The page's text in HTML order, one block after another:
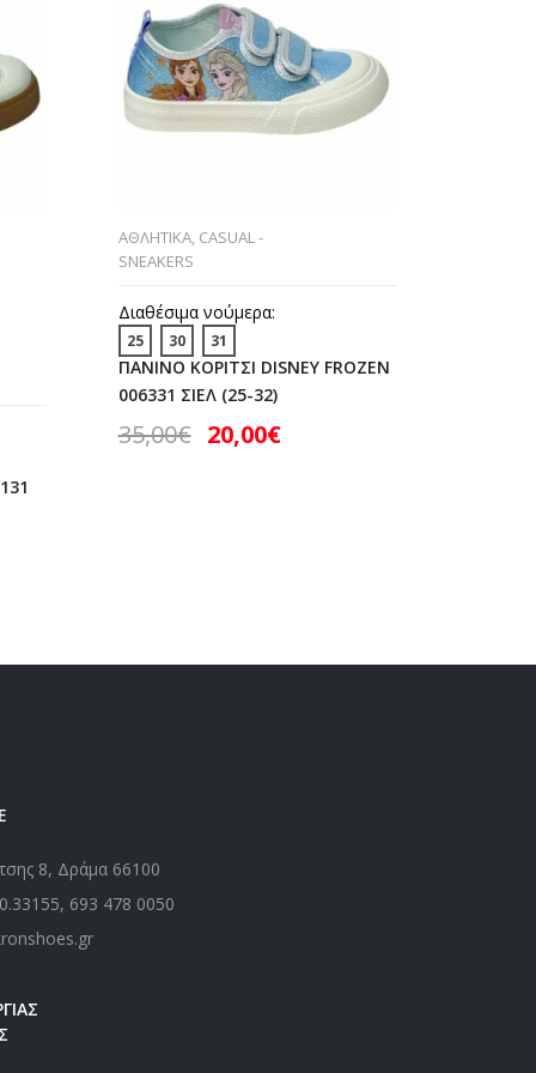
ΑΘΛΗΤΙΚΑ, CASUAL -
SNEAKERS
Διαθέσιμα νούμερα:
25 30 31
ΠΑΝΙΝΟ ΚΟΡΙΤΣΙ DISNEY FROZEN
006331 ΣΙΕΛ (25-32)
35,00€ 20,00€
8, Δράμα 66100
, 693 478 0050